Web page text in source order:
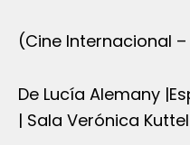
(Cine Internacional
De Lucía Alemany
| Sala Verónica